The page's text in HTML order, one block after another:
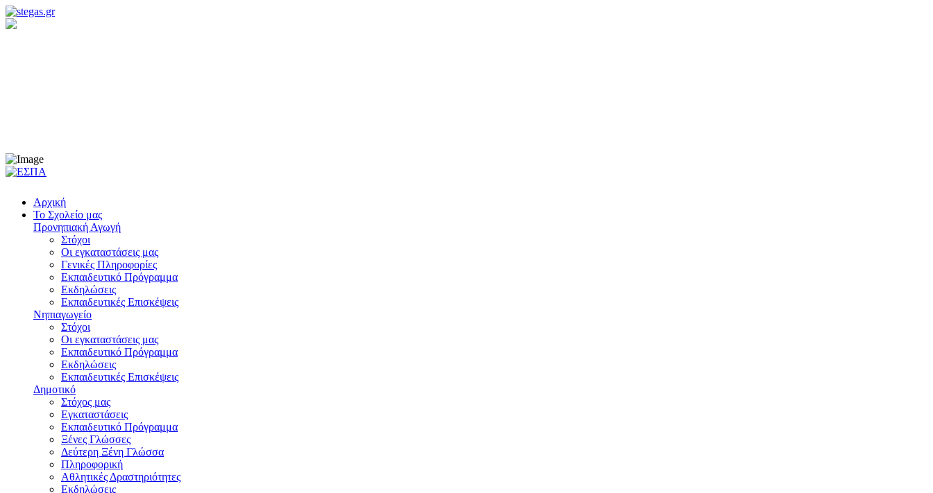
Αρχική
Το Σχολείο μας
Προνηπιακή Αγωγή
Στόχοι
Οι εγκαταστάσεις μας
Γενικές Πληροφορίες
Εκπαιδευτικό Πρόγραμμα
Εκδηλώσεις
Εκπαιδευτικές Eπισκέψεις
Νηπιαγωγείο
Στόχοι
Οι εγκαταστάσεις μας
Εκπαιδευτικό Πρόγραμμα
Εκδηλώσεις
Εκπαιδευτικές Eπισκέψεις
Δημοτικό
Στόχος μας
Εγκαταστάσεις
Εκπαιδευτικό Πρόγραμμα
Ξένες Γλώσσες
Δεύτερη Ξένη Γλώσσα
Πληροφορική
Αθλητικές Δραστηριότητες
Εκδηλώσεις